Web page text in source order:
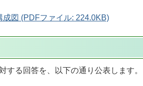
成図 (PDFファイル: 224.0KB)
る回答を、以下の通り公表します。